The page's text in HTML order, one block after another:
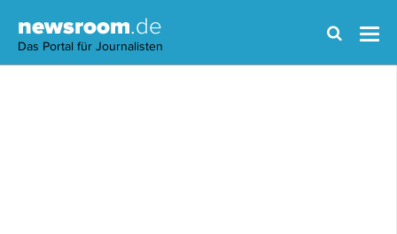
newsroom.de
Das Portal für Journalisten